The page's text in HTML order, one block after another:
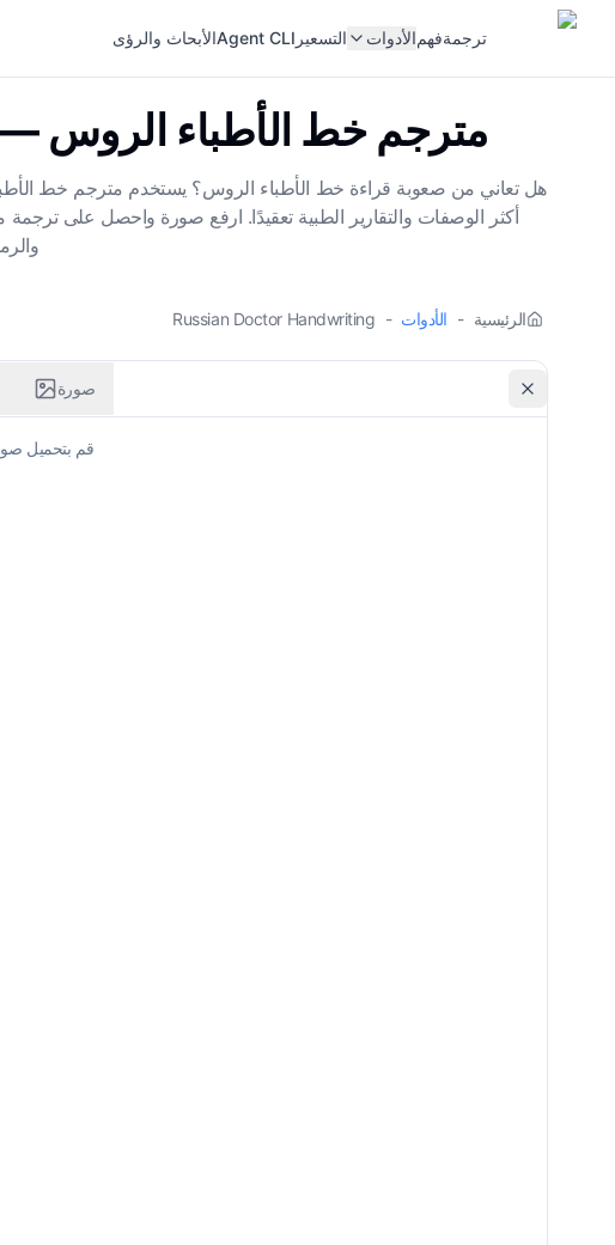
ترجمةفهمالأدوات التسعير Agent CLIالأبحاث والرؤى
مترجم خط الأطباء الروس —
أكثر الوصفات والتقارير الطبية تعقيدًا. ارفع صورة واحصل على ترجمة
الرئيسية - الأدوات -
Russian Doctor Handwriting
صورة